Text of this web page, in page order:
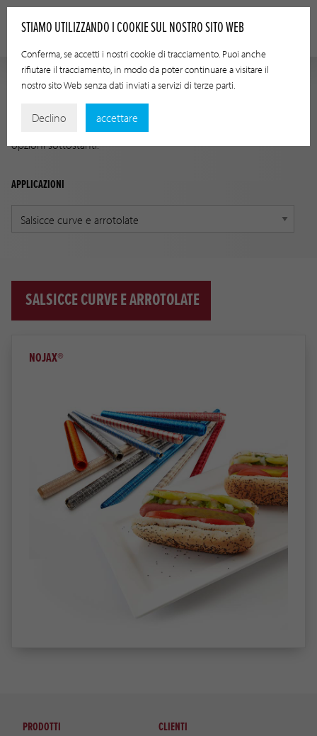
Trova il prodotto giusto per la tua applicazione usando le
opzioni sottostanti.
APPLICAZIONI
SALSICCE CURVE E ARROTOLATE
NOJAX®
PRODOTTI
CLIENTI
STIAMO UTILIZZANDO I COOKIE SUL NOSTRO SITO WEB
Conferma, se accetti i nostri cookie di tracciamento. Puoi anche
rifiutare il tracciamento, in modo da poter continuare a visitare il
nostro sito Web senza dati inviati a servizi di terze parti.
Declino accettare